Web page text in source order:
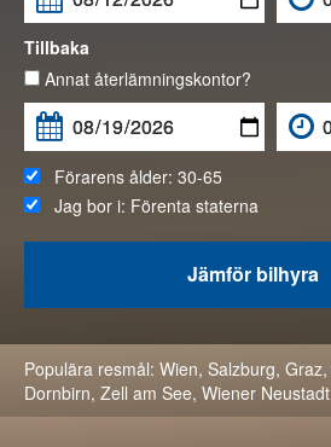
Tillbaka
Annat återlämningskontor?
Förarens ålder: 30-65
Jag bor i: Förenta staterna
Jämför bilhyra
Populära resmål: Wien, Salzburg, Graz,
Dornbirn, Zell am See, Wiener Neustadt